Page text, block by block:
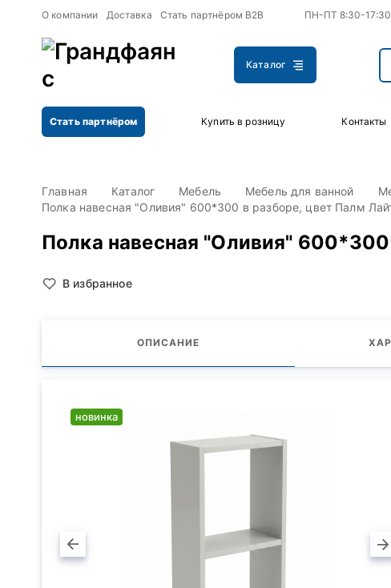
О компании Доставка Стать партнёром B2B ПН-ПТ 8:30-
Каталог
Стать партнёром Купить в розницу Контакты
Главная Каталог Мебель Мебель для ванной
Полка навесная "Оливия" 600*300 в разборе, цвет Палм
Полка навесная "Оливия"
В избранное
ОПИСАНИЕ
новинка